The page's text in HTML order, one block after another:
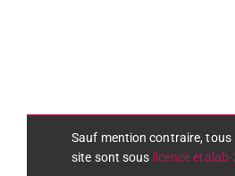
Sauf mention contraire, tous
site sont sous licence